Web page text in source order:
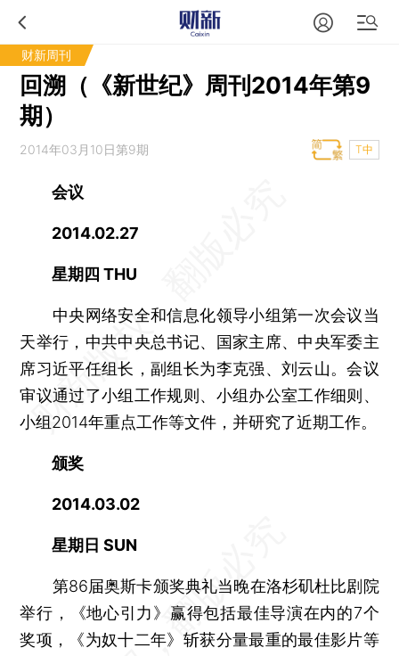
财新周刊
回溯（《新世纪》周刊2014年第9
期）
2014年03月10日第9期 T中
会议
2014.02.27
星期四 THU
中央网络安全和信息化领导小组第一次会议当
天举行，中共中央总书记、国家主席、中央军委主
席习近平任组长，副组长为李克强、刘云山。会议
审议通过了小组工作规则、小组办公室工作细则、
小组2014年重点工作等文件，并研究了近期工作。
颁奖
2014.03.02
星期日 SUN
第86届奥斯卡颁奖典礼当晚在洛杉矶杜比剧院
举行，《地心引力》赢得包括最佳导演在内的7个
奖项，《为奴十二年》斩获分量最重的最佳影片等